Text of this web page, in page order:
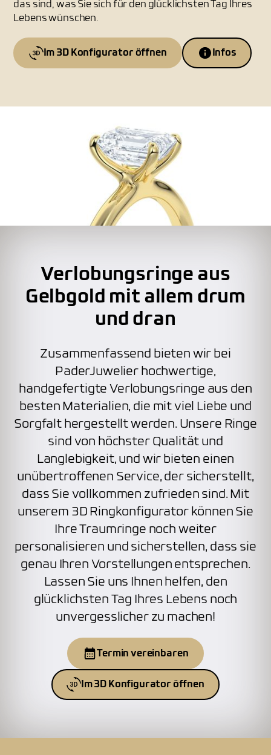
das sind, was Sie sich für den glücklichsten Tag Ihres
Lebens wünschen.
Im 3D Konfigurator öffnen Infos
Verlobungsringe aus
Gelbgold mit allem drum
und dran
Zusammenfassend bieten wir bei
PaderJuwelier hochwertige,
handgefertigte Verlobungsringe aus den
besten Materialien, die mit viel Liebe und
Sorgfalt hergestellt werden. Unsere Ringe
sind von höchster Qualität und
Langlebigkeit, und wir bieten einen
unübertroffenen Service, der sicherstellt,
dass Sie vollkommen zufrieden sind. Mit
unserem 3D Ringkonfigurator können Sie
Ihre Traumringe noch weiter
personalisieren und sicherstellen, dass sie
genau Ihren Vorstellungen entsprechen.
Lassen Sie uns Ihnen helfen, den
glücklichsten Tag Ihres Lebens noch
unvergesslicher zu machen!
Termin vereinbaren
Im 3D Konfigurator öffnen